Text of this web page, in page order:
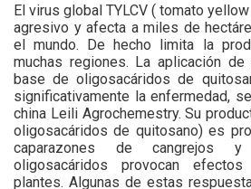
El virus global TYLCV ( tomato
agresivo y afecta a miles de
el mundo. De hecho limita la
muchas regiones. La aplicación
base de oligosacáridos de
significativamente la enfermedad,
china Leili Agrochemestry. Su
oligosacáridos de quitosano) es
caparazones de cangrejos y
oligosacáridos provocan
plantes. Algunas de estas